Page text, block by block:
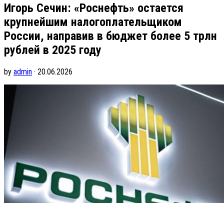
Игорь Сечин: «Роснефть» остается
крупнейшим налогоплательщиком
России, направив в бюджет более 5 трлн
рублей в 2025 году
by admin · 20.06.2026